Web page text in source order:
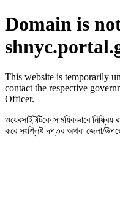
Domain is
This website is temporarily
contact the respective
Officer.
ওয়েবসাইটটিকে সাময়িকভাবে
করে সংশ্লিষ্ট দপ্তর অথবা জেলা/